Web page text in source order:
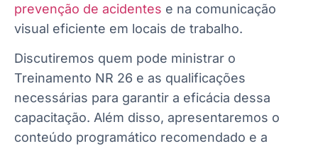
prevenção de acidentes e na comunicação
visual eficiente em locais de trabalho.
Discutiremos quem pode ministrar o
Treinamento NR 26 e as qualificações
necessárias para garantir a eficácia dessa
capacitação. Além disso, apresentaremos o
conteúdo programático recomendado e a